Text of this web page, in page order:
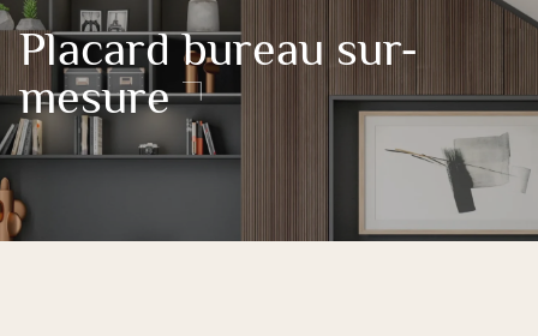
Placard bureau sur-
mesure